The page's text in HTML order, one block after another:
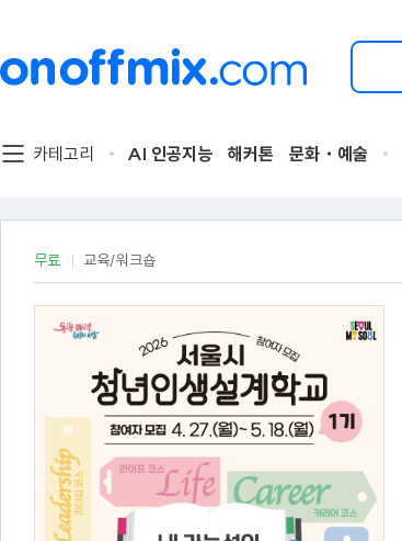
검
할
트
를
해
요.
카테고리 AI 인공지능 해커톤 문화・예술
무료 교육/워크숍